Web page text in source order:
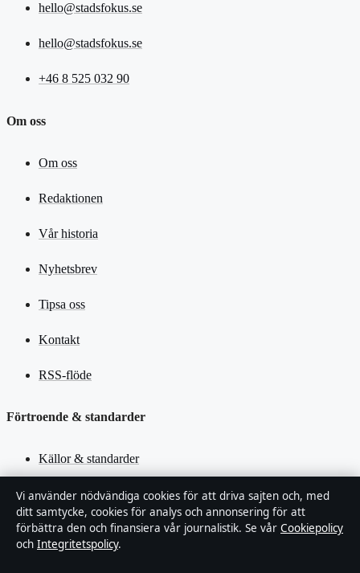
hello@stadsfokus.se
hello@stadsfokus.se
+46 8 525 032 90
Om oss
Om oss
Redaktionen
Vår historia
Nyhetsbrev
Tipsa oss
Kontakt
RSS-flöde
Förtroende & standarder
Källor & standarder
Redaktionell policy
Rättelsepolicy
Vi använder nödvändiga cookies för att driva sajten och, med
ditt samtycke, cookies för analys och annonsering för att
förbättra den och finansiera vår journalistik. Se vår Cookiepolicy
och Integritetspolicy.